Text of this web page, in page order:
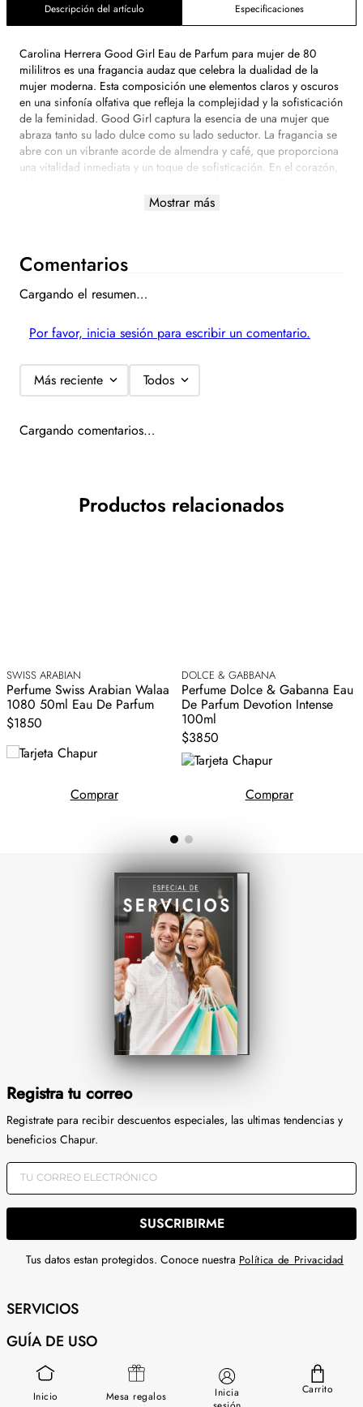
Inicio Mesa regalos
Inicia
Carrito
Descripción del artículo Especificaciones
Carolina Herrera Good Girl Eau de Parfum para mujer de 80
mililitros es una fragancia audaz que celebra la dualidad de la
mujer moderna. Esta composición une elementos claros y oscuros
en una sinfonía olfativa que refleja la complejidad y la sofisticación
de la feminidad. Good Girl captura la esencia de una mujer que
abraza tanto su lado dulce como su lado seductor. La fragancia se
abre con un vibrante acorde de almendra y café, que proporciona
una vitalidad inmediata y un toque de sofisticación. En el corazón,
seductora, mientras que las notas de fondo de cacao, haba tonka y
dulce y atrevida al mismo tiempo. Ideal para la mujer que sabe
Mostrar más
Comentarios
Cargando el resumen…
Por favor, inicia sesión para escribir un comentario.
Más reciente Todos
Cargando comentarios…
Productos relacionados
SWISS ARABIAN
Perfume Swiss Arabian Walaa
1080 50ml Eau De Parfum
$1850
Comprar
DOLCE & GABBANA
Perfume Dolce & Gabanna Eau
De Parfum Devotion Intense
100ml
$3850
Comprar
Registra tu correo
Registrate para recibir descuentos especiales, las ultimas tendencias y
SUSCRIBIRME
Tus datos estan protegidos. Conoce nuestra
SERVICIOS
GUÍA DE USO
SOBRE NOSOTROS